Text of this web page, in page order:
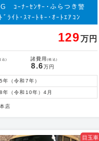
ｺｰﾅｰｾﾝｻｰ･ふらつき警
ﾞﾗｲﾄ･ｽﾏｰﾄｷｰ･ｵｰﾄｴｱｺﾝ
129万円
込) 諸費用(税込)
8.6 万円
年（令和7年）
年（令和10年）4月
店
目玉車